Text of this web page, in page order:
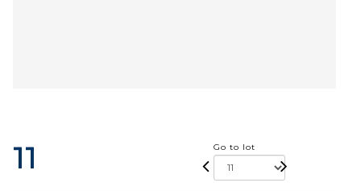
11 Go to lot